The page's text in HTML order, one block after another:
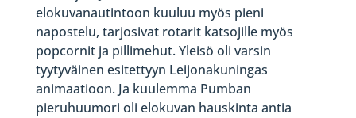
elokuvanautintoon kuuluu myös pieni
napostelu, tarjosivat rotarit katsojille myös
popcornit ja pillimehut. Yleisö oli varsin
tyytyväinen esitettyyn Leijonakuningas
animaatioon. Ja kuulemma Pumban
pieruhuumori oli elokuvan hauskinta antia